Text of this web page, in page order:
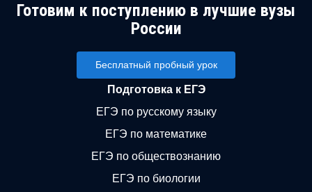
Готовим к поступлению в лучшие вузы
России
Бесплатный пробный урок
Подготовка к ЕГЭ
ЕГЭ по русскому языку
ЕГЭ по математике
ЕГЭ по обществознанию
ЕГЭ по биологии